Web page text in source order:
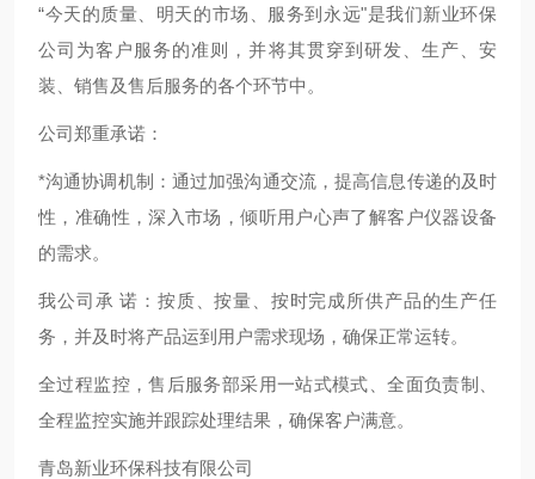
“今天的质量、明天的市场、服务到永远"是我们新业环保
公司为客户服务的准则，并将其贯穿到研发、生产、安
装、销售及售后服务的各个环节中。
公司郑重承诺：
*沟通协调机制：通过加强沟通交流，提高信息传递的及时
性，准确性，深入市场，倾听用户心声了解客户仪器设备
的需求。
我公司承 诺：按质、按量、按时完成所供产品的生产任
务，并及时将产品运到用户需求现场，确保正常运转。
全过程监控，售后服务部采用一站式模式、全面负责制、
全程监控实施并跟踪处理结果，确保客户满意。
青岛新业环保科技有限公司